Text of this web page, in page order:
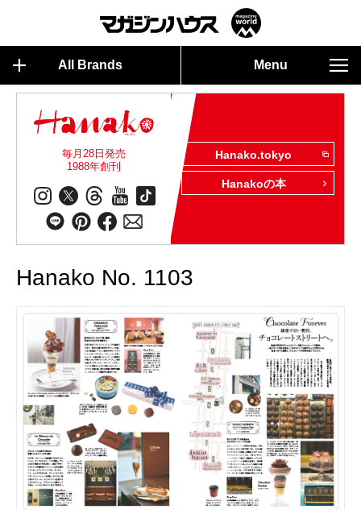
All Brands Menu
毎月28日発売
1988年創刊
Hanako.tokyo
Hanakoの本
Hanako No. 1103